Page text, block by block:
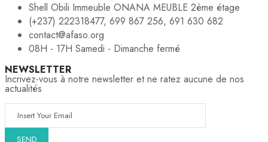
Shell Obili Immeuble ONANA MEUBLE 2ème étage
(+237) 222318477, 699 867 256, 691 630 682
contact@afaso.org
08H - 17H Samedi - Dimanche fermé
NEWSLETTER
Incrivez-vous à notre newsletter et ne ratez aucune de nos
actualités